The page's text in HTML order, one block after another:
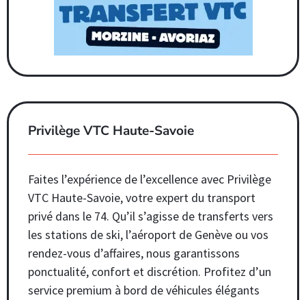
Privilège VTC Haute-Savoie
Faites l’expérience de l’excellence avec Privilège
VTC Haute-Savoie, votre expert du transport
privé dans le 74. Qu’il s’agisse de transferts vers
les stations de ski, l’aéroport de Genève ou vos
rendez-vous d’affaires, nous garantissons
ponctualité, confort et discrétion. Profitez d’un
service premium à bord de véhicules élégants